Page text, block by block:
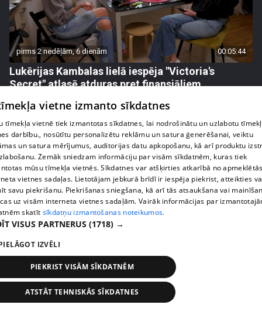
pirms 2 nedēļām, 6 dienām 00:05:44
Lukērijas Kambalas lielā iespēja "Victoria's
Secret" atlasē atduras pret finansiāliem
71. epizode
pirms 2 nedēļām, 6 dienām
Margarita Kolosova atklāti par dronu radīto
nedrošības sajūtu Latgalē
72. epizode
vietne izmanto sīkdatnes
tīmekļa vietnē tiek izmantotas sīkdatnes, lai nodrošinātu un uzlabotu
darbību., nosūtītu personalizētu reklāmu un satura ģenerēšanai, veiktu
un satura mērījumus, auditorijas datu apkopošanu, kā arī produktu
Zemāk sniedzam informāciju par visām sīkdatnēm, kuras tiek
mūsu tīmekļa vietnēs. Sīkdatnes var atšķirties atkarībā no
vietnes sadaļas. Lietotājam jebkurā brīdī ir iespēja piekrist, atteikties
savu piekrišanu. Piekrišanas sniegšana, kā arī tās atsaukšana vai
uz visām interneta vietnes sadaļām. Vairāk informācijas par
skatīt sīkdatņu izmantošanas noteikumos.
VISUS PARTNERUS (1718) →
IZVĒLI
PIEKRIST VISĀM SĪKDATNĒM
ATSTĀT TEHNISKĀS SĪKDATNES